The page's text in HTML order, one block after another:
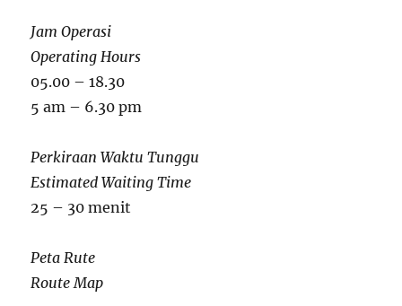
Jam Operasi
Operating Hours
05.00 – 18.30
5 am – 6.30 pm
Perkiraan Waktu Tunggu
Estimated Waiting Time
25 – 30 menit
Peta Rute
Route Map